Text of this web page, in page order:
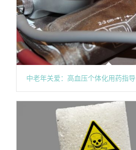
中老年关爱：高血压个体化用药指导